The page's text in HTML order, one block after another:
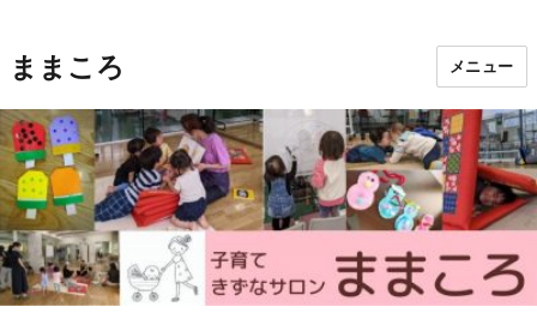
ままころ メニュー